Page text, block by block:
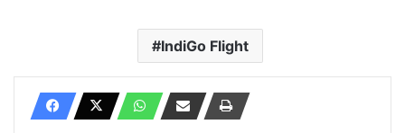
IndiGo Flight